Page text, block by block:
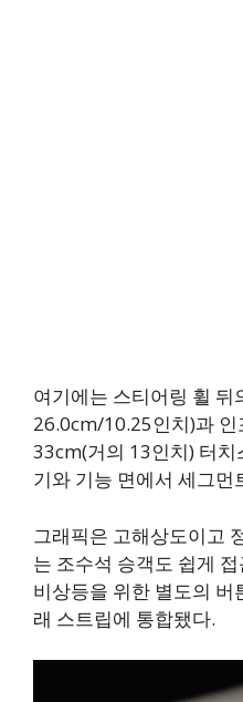
여기에는 스티어링 휠 뒤
26.0cm/10.25인치)과 인
33cm(거의 13인치) 터치
기와 기능 면에서 세그먼
그래픽은 고해상도이고
는 조수석 승객도 쉽게
비상등을 위한 별도의
래 스트립에 통합됐다.